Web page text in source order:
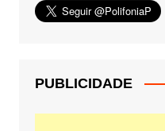
PUBLICIDADE